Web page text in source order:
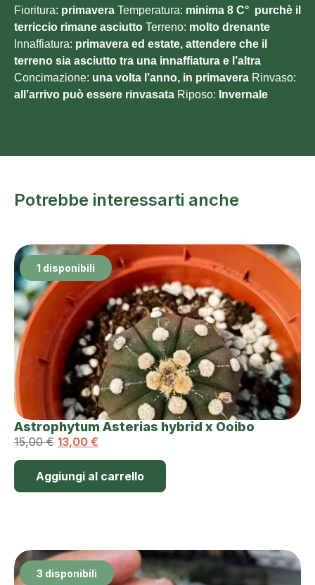
Fioritura: primavera Temperatura: minima 8 C° purchè il
terriccio rimane asciutto Terreno: molto drenante
Innaffiatura: primavera ed estate, attendere che il
terreno sia asciutto tra una innaffiatura e l’altra
Concimazione: una volta l’anno, in primavera Rinvaso:
all’arrivo può essere rinvasata Riposo: Invernale
Potrebbe interessarti anche
1 disponibili
Astrophytum Asterias hybrid x Ooibo
15,00€ 13,00 €
Aggiungi al carrello
3 disponibili